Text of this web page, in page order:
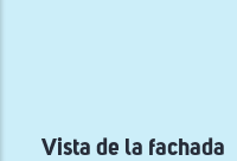
Vista de la fachada